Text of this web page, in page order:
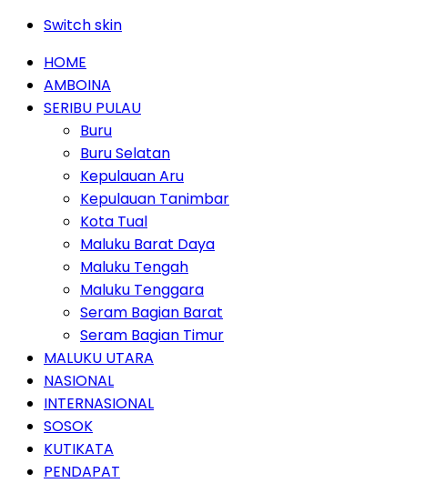
Switch skin
HOME
AMBOINA
SERIBU PULAU
Buru
Buru Selatan
Kepulauan Aru
Kepulauan Tanimbar
Kota Tual
Maluku Barat Daya
Maluku Tengah
Maluku Tenggara
Seram Bagian Barat
Seram Bagian Timur
MALUKU UTARA
NASIONAL
INTERNASIONAL
SOSOK
KUTIKATA
PENDAPAT